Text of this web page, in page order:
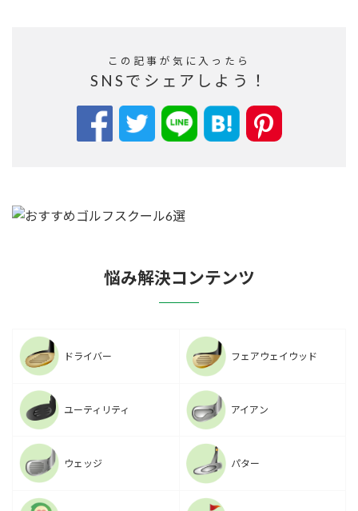
この記事が気に入ったら
SNSでシェアしよう！
悩み解決コンテンツ
ドライバー フェアウェイウッド
ユーティリティ アイアン
ウェッジ パター